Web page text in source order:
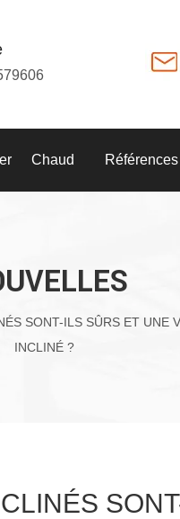
Chaud
SONT-ILS SÛRS ET
INCLINÉ ?